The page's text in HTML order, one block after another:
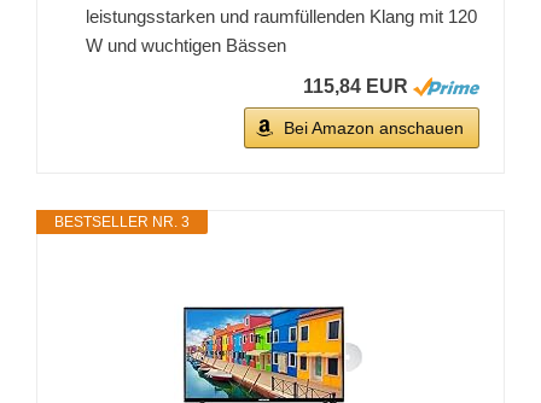
leistungsstarken und raumfüllenden Klang mit 120
W und wuchtigen Bässen
115,84 EUR
Bei Amazon anschauen
BESTSELLER NR. 3